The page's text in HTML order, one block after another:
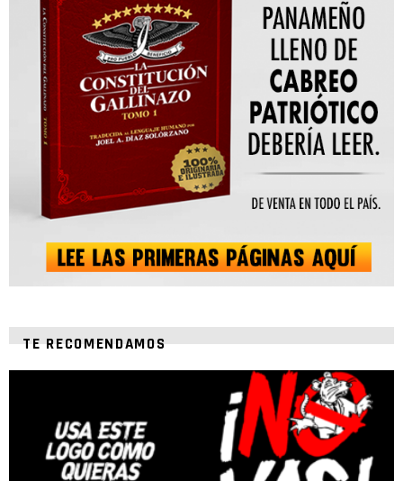
TE RECOMENDAMOS